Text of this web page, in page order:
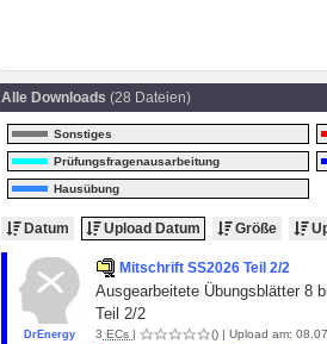
Alle Downloads (28 Dateien)
Sonstiges
Prüfungsfragenausarbeitung
Hausübung
Datum Upload Datum Größe
DrEnergy
Mitschrift SS2026 Teil 2/2
Ausgearbeitete Übungsblätter 8
Teil 2/2
3 ECs | () | Upload am: